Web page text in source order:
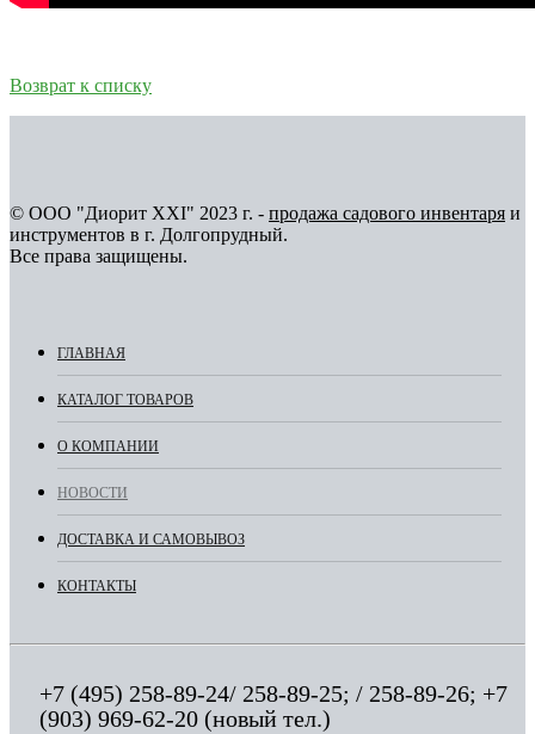
Возврат к списку
© ООО "Диорит XXI" 2023 г. - продажа садового инвентаря и
инструментов в г. Долгопрудный.
Все права защищены.
ГЛАВНАЯ
КАТАЛОГ ТОВАРОВ
О КОМПАНИИ
НОВОСТИ
ДОСТАВКА И САМОВЫВОЗ
КОНТАКТЫ
+7 (495) 258-89-24/ 258-89-25; / 258-89-26; +7
(903) 969-62-20 (новый тел.)